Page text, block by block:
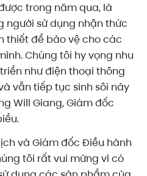
trong năm qua, là
người sử dụng nhận thức
thiết để bảo vệ cho các
Chúng tôi hy vọng nhu
như điện thoại thông
vẫn tiếp tục sinh sôi nảy
Will Giang, Giám đốc
và Giám đốc Điều hành
tôi rất vui mừng vì có